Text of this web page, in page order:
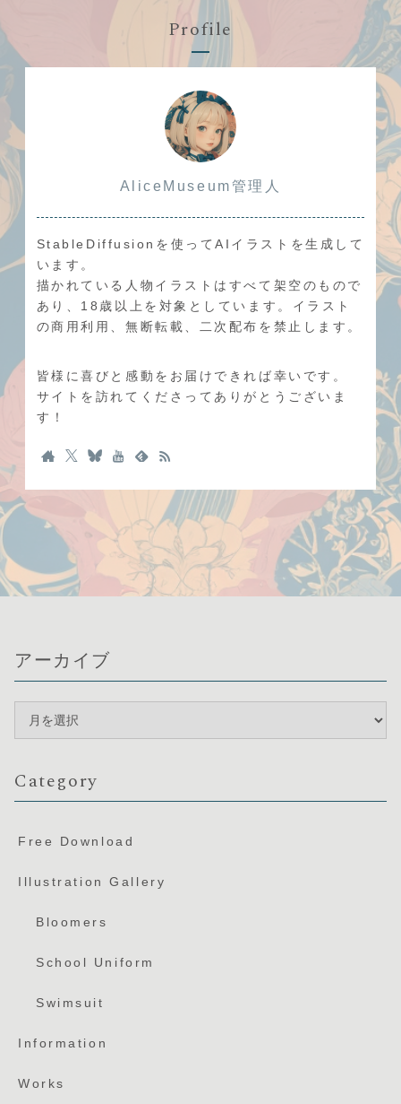
Profile
AliceMuseum管理人
StableDiffusionを使ってAIイラストを生成して
います。
描かれている人物イラストはすべて架空のもので
あり、18歳以上を対象としています。イラスト
の商用利用、無断転載、二次配布を禁止します。
皆様に喜びと感動をお届けできれば幸いです。
サイトを訪れてくださってありがとうございま
す！
アーカイブ
Category
Free Download
Illustration Gallery
Bloomers
School Uniform
Swimsuit
Information
Works